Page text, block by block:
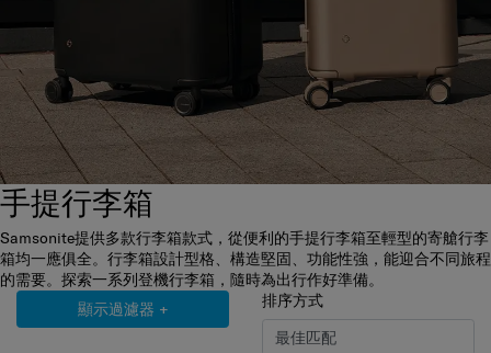
手提行李箱
Samsonite提供多款行李箱款式，從便利的手提行李箱至輕型的寄艙行李
箱均一應俱全。行李箱設計型格、構造堅固、功能性強，能迎合不同旅程
的需要。探索一系列登機行李箱，隨時為出行作好準備。
顯示過濾器 + 排序方式